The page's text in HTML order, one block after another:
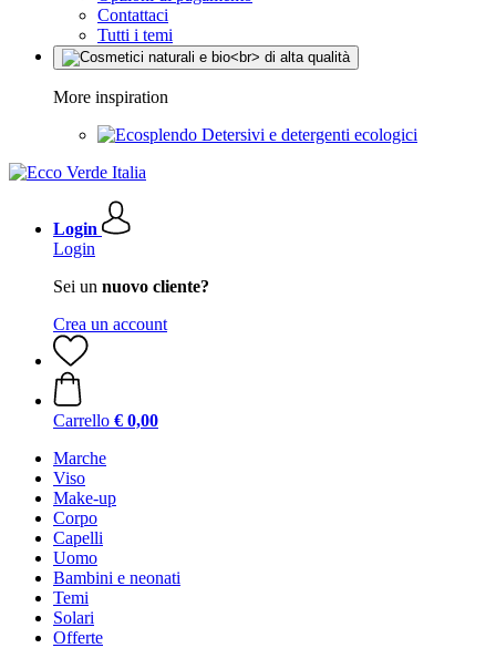
Contattaci
Tutti i temi
More inspiration
Detersivi e detergenti ecologici
Login
Login
Sei un nuovo cliente?
Crea un account
Carrello € 0,00
Marche
Viso
Make-up
Corpo
Capelli
Uomo
Bambini e neonati
Temi
Solari
Offerte